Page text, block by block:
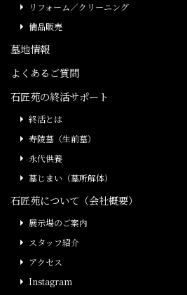
リフォーム／クリーニング
備品販売
墓地情報
よくあるご質問
石匠苑の終活サポート
終活とは
寿陵墓（生前墓）
永代供養
墓じまい（墓所解体）
石匠苑について（会社概要）
展示場のご案内
スタッフ紹介
アクセス
Instagram